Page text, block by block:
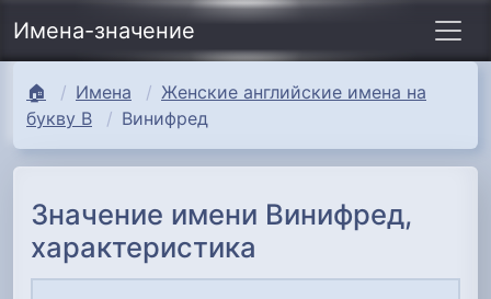
Имена-значение
🏠 Имена
Женские английские имена на
букву В
Винифред
Значение имени Винифред,
характеристика